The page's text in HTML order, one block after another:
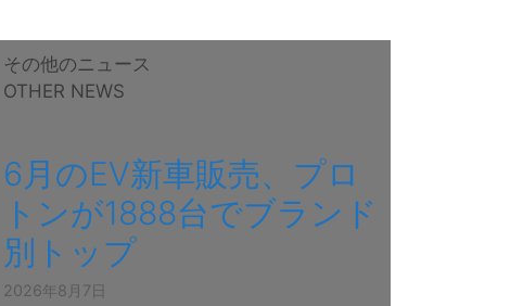
その他のニュース
OTHER NEWS
6月のEV新車販売、プロ
トンが1888台でブランド
別トップ
2026年8月7日